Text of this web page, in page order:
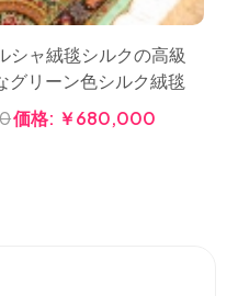
シャ絨毯シルクの高級
グリーン色シルク絨毯
価格: ￥680,000